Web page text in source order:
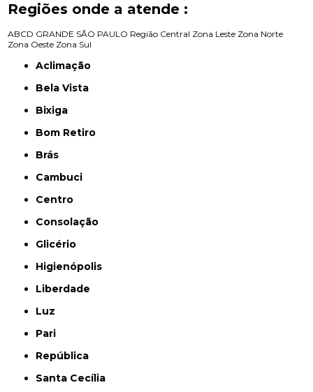
Regiões onde a atende :
ABCD GRANDE SÃO PAULO Região Central Zona Leste Zona Norte
Zona Oeste Zona Sul
Aclimação
Bela Vista
Bixiga
Bom Retiro
Brás
Cambuci
Centro
Consolação
Glicério
Higienópolis
Liberdade
Luz
Pari
República
Santa Cecília